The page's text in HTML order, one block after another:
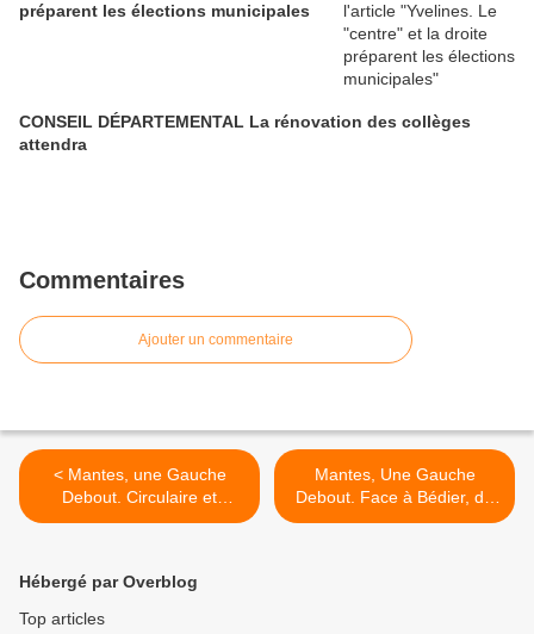
préparent les élections municipales
CONSEIL DÉPARTEMENTAL La rénovation des collèges
attendra
Commentaires
Ajouter un commentaire
< Mantes, une Gauche
Debout. Circulaire et
bulletin de vote validés par
Mantes, Une Gauche
Debout. Face à Bédier, du
sérieux ! Emploi et services
Hébergé par Overblog
Top articles